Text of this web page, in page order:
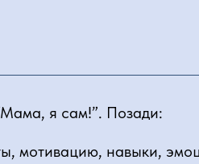
я сам!”. Позади:
мотивацию, навыки,